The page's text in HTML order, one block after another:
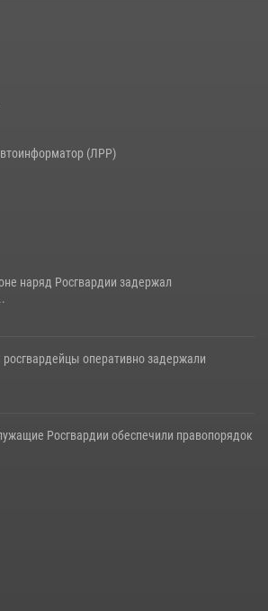
цифровом форуме
Росгвардии провели встречу с
клуба «Умные каникулы»
(ЛРР)
наряд Росгвардии задержал
оперативно задержали
Росгвардии обеспечили правопорядок